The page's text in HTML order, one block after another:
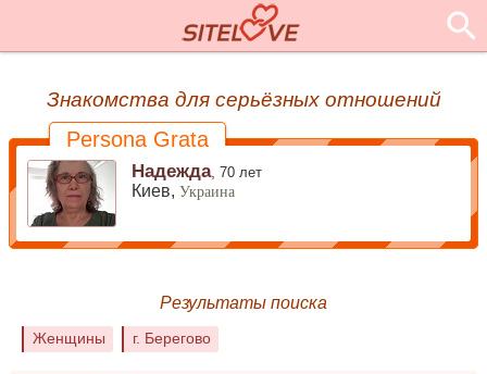
Знакомства для серьёзных отношений
Persona Grata
Надежда,70 лет
Киев,Украина
Результаты поиска
Женщины г. Берегово